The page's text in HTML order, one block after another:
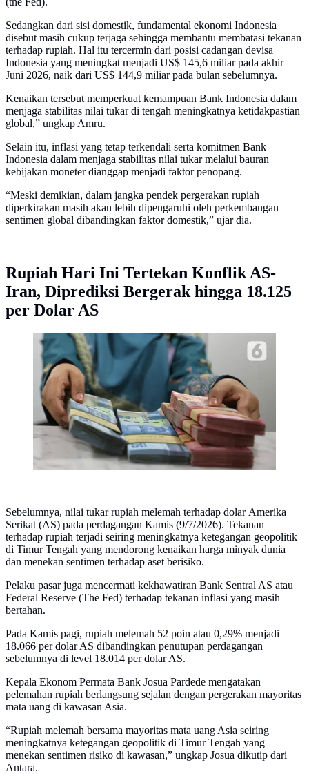
Sedangkan dari sisi domestik, fundamental ekonomi Indonesia
disebut masih cukup terjaga sehingga membantu membatasi tekanan
terhadap rupiah. Hal itu tercermin dari posisi cadangan devisa
Indonesia yang meningkat menjadi US$ 145,6 miliar pada akhir
Juni 2026, naik dari US$ 144,9 miliar pada bulan sebelumnya.
Kenaikan tersebut memperkuat kemampuan Bank Indonesia dalam
menjaga stabilitas nilai tukar di tengah meningkatnya ketidakpastian
global,” ungkap Amru.
Selain itu, inflasi yang tetap terkendali serta komitmen Bank
Indonesia dalam menjaga stabilitas nilai tukar melalui bauran
kebijakan moneter dianggap menjadi faktor penopang.
“Meski demikian, dalam jangka pendek pergerakan rupiah
diperkirakan masih akan lebih dipengaruhi oleh perkembangan
sentimen global dibandingkan faktor domestik,” ujar dia.
Rupiah Hari Ini Tertekan Konflik AS-
Iran, Diprediksi Bergerak hingga 18.125
per Dolar AS
Teller menunjukkan mata uang rupiah di bank, Jakarta.
(Liputan6.com/Angga Yuniar)
Sebelumnya, nilai tukar rupiah melemah terhadap dolar Amerika
Serikat (AS) pada perdagangan Kamis (9/7/2026). Tekanan
terhadap rupiah terjadi seiring meningkatnya ketegangan geopolitik
di Timur Tengah yang mendorong kenaikan harga minyak dunia
dan menekan sentimen terhadap aset berisiko.
Pelaku pasar juga mencermati kekhawatiran Bank Sentral AS atau
Federal Reserve (The Fed) terhadap tekanan inflasi yang masih
bertahan.
Pada Kamis pagi, rupiah melemah 52 poin atau 0,29% menjadi
18.066 per dolar AS dibandingkan penutupan perdagangan
sebelumnya di level 18.014 per dolar AS.
Kepala Ekonom Permata Bank Josua Pardede mengatakan
pelemahan rupiah berlangsung sejalan dengan pergerakan mayoritas
mata uang di kawasan Asia.
“Rupiah melemah bersama mayoritas mata uang Asia seiring
meningkatnya ketegangan geopolitik di Timur Tengah yang
menekan sentimen risiko di kawasan,” ungkap Josua dikutip dari
Antara.